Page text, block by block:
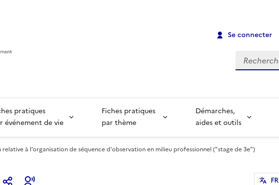
Se connecter
Recherche
pratiques
événement de vie
Fiches pratiques
par thème
Démarches,
aides et outils
à l'organisation de séquence d'observation en milieu professionnel ("stage de 3e")
FR